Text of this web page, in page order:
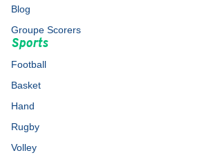
Blog
Groupe Scorers
Sports
Football
Basket
Hand
Rugby
Volley